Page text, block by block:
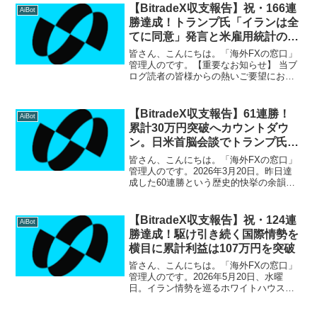
AiBot
【BitradeX収支報告】祝・166連
勝達成！トランプ氏「イランは全
てに同意」発言と米雇用統計のダ
ブル急変動を制し、累計利益214
万円突破！
皆さん、こんにちは。「海外FXの窓口」
管理人のです。【重要なお知らせ】 当ブ
ログ読者の皆様からの熱いご要望にお応
気軽に参加でき、リアルタイムの収支報
告や簡単な情報交...
AiBot
【BitradeX収支報告】61連勝！
累計30万円突破へカウントダウ
ン。日米首脳会談でトランプ氏
「日本のステップアップ」を期待
皆さん、こんにちは。「海外FXの窓口」
管理人のです。2026年3月20日。昨日達
成した60連勝という歴史的快挙の余韻も
ました。 無敗のまま 61日間連続プラス
収...
AiBot
【BitradeX収支報告】祝・124連
勝達成！駆け引き続く国際情勢を
横目に累計利益は107万円を突破
皆さん、こんにちは。「海外FXの窓口」
管理人のです。2026年5月20日、水曜
日。イラン情勢を巡るホワイトハウスの